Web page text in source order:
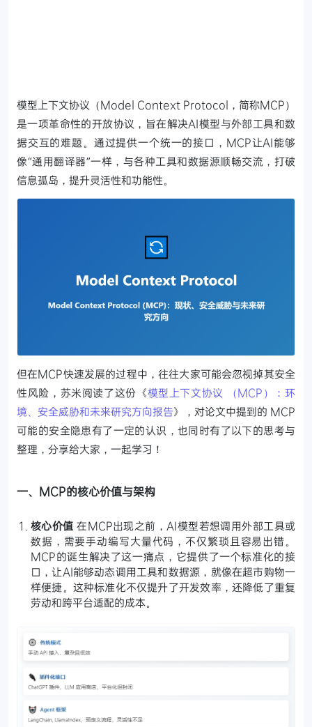
模型上下文协议（Model Context Protocol，简称MCP）
是一项革命性的开放协议，旨在解决AI模型与外部工具和数
据交互的难题。通过提供一个统一的接口，MCP让AI能够
像“通用翻译器”一样，与各种工具和数据源顺畅交流，打破
信息孤岛，提升灵活性和功能性。
但在MCP快速发展的过程中，往往大家可能会忽视掉其安全
性风险，苏米阅读了这份《模型上下文协议 （MCP）：环
境、安全威胁和未来研究方向报告》，对论文中提到的 MCP
可能的安全隐患有了一定的认识，也同时有了以下的思考与
整理，分享给大家，一起学习！
一、MCP的核心价值与架构
核心价值 在MCP出现之前，AI模型若想调用外部工具或
数据，需要手动编写大量代码，不仅繁琐且容易出错。
MCP的诞生解决了这一痛点，它提供了一个标准化的接
口，让AI能够动态调用工具和数据源，就像在超市购物一
样便捷。这种标准化不仅提升了开发效率，还降低了重复
劳动和跨平台适配的成本。